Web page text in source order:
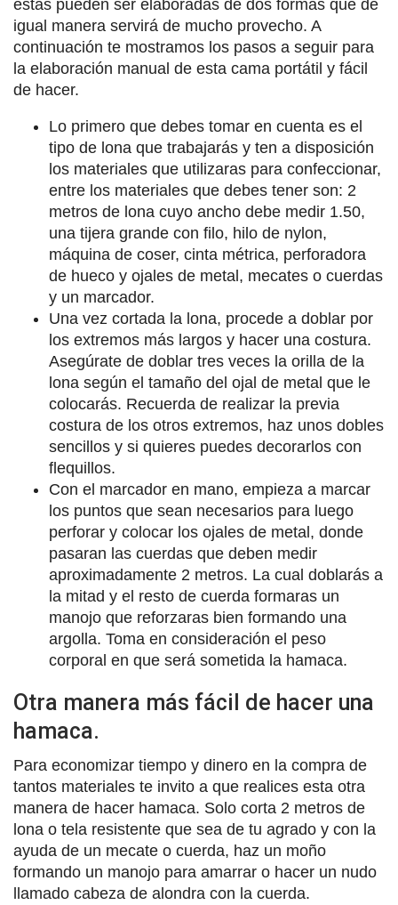
estas pueden ser elaboradas de dos formas que de
igual manera servirá de mucho provecho. A
continuación te mostramos los pasos a seguir para
la elaboración manual de esta cama portátil y fácil
de hacer.
Lo primero que debes tomar en cuenta es el
tipo de lona que trabajarás y ten a disposición
los materiales que utilizaras para confeccionar,
entre los materiales que debes tener son: 2
metros de lona cuyo ancho debe medir 1.50,
una tijera grande con filo, hilo de nylon,
máquina de coser, cinta métrica, perforadora
de hueco y ojales de metal, mecates o cuerdas
y un marcador.
Una vez cortada la lona, procede a doblar por
los extremos más largos y hacer una costura.
Asegúrate de doblar tres veces la orilla de la
lona según el tamaño del ojal de metal que le
colocarás. Recuerda de realizar la previa
costura de los otros extremos, haz unos dobles
sencillos y si quieres puedes decorarlos con
flequillos.
Con el marcador en mano, empieza a marcar
los puntos que sean necesarios para luego
perforar y colocar los ojales de metal, donde
pasaran las cuerdas que deben medir
aproximadamente 2 metros. La cual doblarás a
la mitad y el resto de cuerda formaras un
manojo que reforzaras bien formando una
argolla. Toma en consideración el peso
corporal en que será sometida la hamaca.
Otra manera más fácil de hacer una
hamaca.
Para economizar tiempo y dinero en la compra de
tantos materiales te invito a que realices esta otra
manera de hacer hamaca. Solo corta 2 metros de
lona o tela resistente que sea de tu agrado y con la
ayuda de un mecate o cuerda, haz un moño
formando un manojo para amarrar o hacer un nudo
llamado cabeza de alondra con la cuerda.